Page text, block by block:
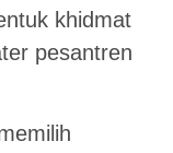
khidmat
pesantren